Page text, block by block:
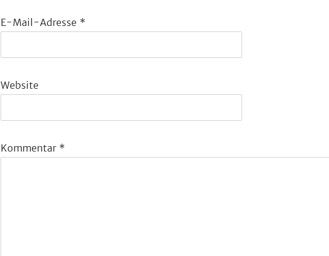
E-Mail-Adresse *
Website
Kommentar *